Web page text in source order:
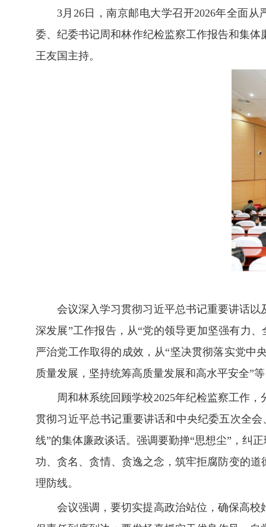
3月26日，南京邮电大学召开2026年全面
委、纪委书记周和林作纪检监察工作报告和集
王友国主持。
会议深入学习贯彻习近平总书记重要讲话
深发展”工作报告，从“党的领导更加坚强有力
严治党工作取得的成效，从“坚决贯彻落实党中
质量发展，坚持统筹高质量发展和高水平安全”
周和林系统回顾学校2025年纪检监察工作
贯彻习近平总书记重要讲话和中央纪委五次全
线”的集体廉政谈话。强调要勤掸“思想尘”，纠
功、贪名、贪情、贪逸之念，筑牢拒腐防变的
理防线。
会议强调，要切实提高政治站位，确保高